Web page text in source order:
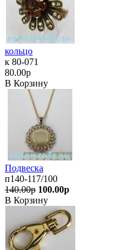
кольцо
к 80-071
80.00р
В Корзину
Подвеска
п140-117/100
140.00р 100.00р
В Корзину